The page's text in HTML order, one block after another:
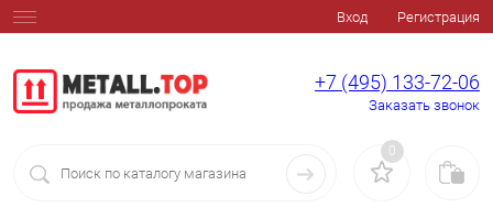
Вход Регистрация
+7 (495) 133-72-06
Заказать звонок
0